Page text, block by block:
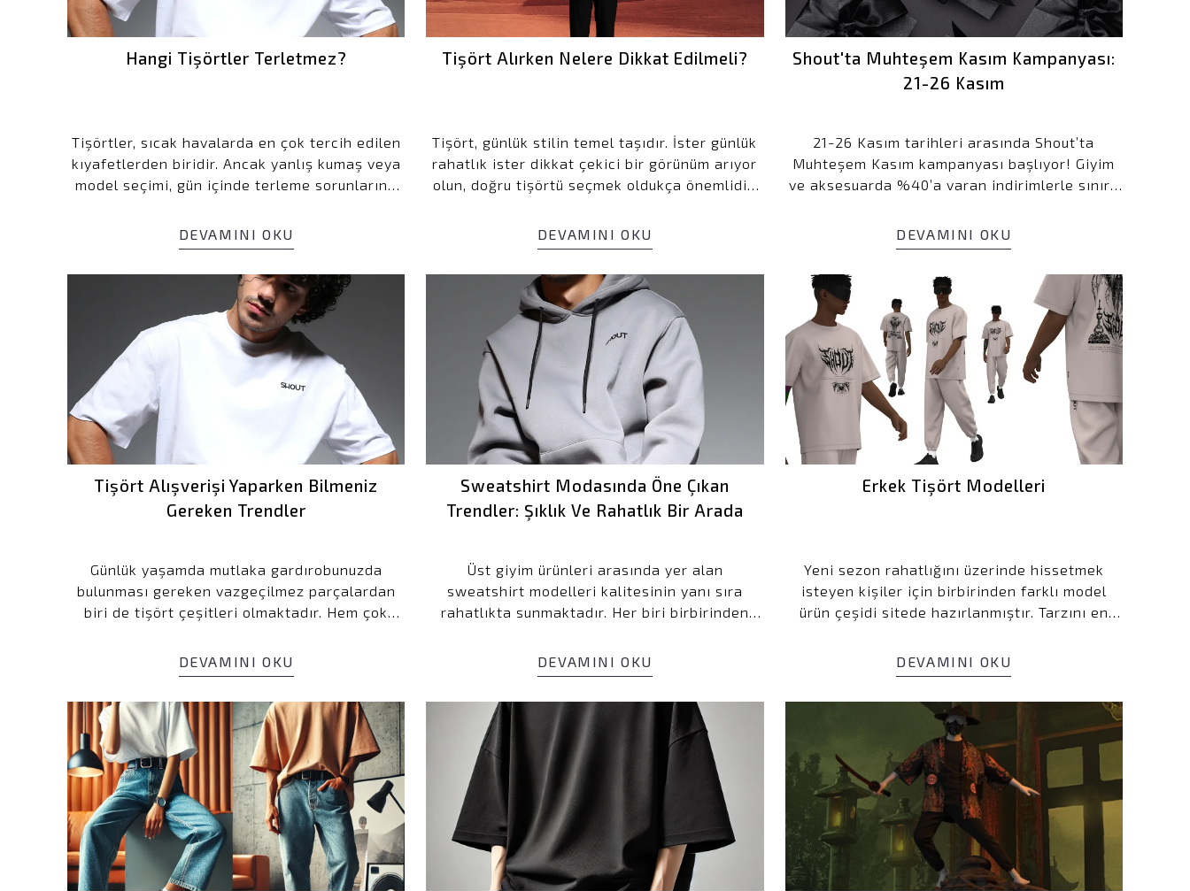
Hangi Tişörtler Terletmez?
Tişörtler, sıcak havalarda en çok tercih edilen
kıyafetlerden biridir. Ancak yanlış kumaş veya
model seçimi, gün içinde terleme sorunlarına
nasıl yapılır? Bu rehberde, terletmeyen
tişörtlerin özelliklerini, doğru kumaş seçimini
DEVAMINI OKU
Tişört Alırken Nelere Dikkat Edilmeli?
Tişört, günlük stilin temel taşıdır. İster günlük
rahatlık ister dikkat çekici bir görünüm arıyor
olun, doğru tişörtü seçmek oldukça önemlidir.
malzemeler, karar sürecinde göz önünde
bulundurulması gereken temel unsurlardır.
seçenekleriyle konforu ve dayanıklılığı bir
arada sunar. Peki, tişört seçerken nelere
dikkat etmelisiniz?
DEVAMINI OKU
Shout'ta Muhteşem Kasım Kampanyası:
21-26 Kasım
21-26 Kasım tarihleri arasında Shout’ta
Muhteşem Kasım kampanyası başlıyor! Giyim
ve aksesuarda %40’a varan indirimlerle sınırlı
Şimdi favori parçalarınızı avantajlı fiyatlarla
almak için en doğru zaman!
DEVAMINI OKU
Tişört Alışverişi Yaparken Bilmeniz
Gereken Trendler
Günlük yaşamda mutlaka gardırobunuzda
bulunması gereken vazgeçilmez parçalardan
biri de tişört çeşitleri olmaktadır. Hem çok
mükemmel tişört çeşitlerinin, ne çok dar ne de
çok geniş olan, çeşitli yaka şekillerine sahip,
yumuşak pamuklu pek çok versiyonu
bulunmaktadır.
DEVAMINI OKU
Sweatshirt Modasında Öne Çıkan
Trendler: Şıklık Ve Rahatlık Bir Arada
Üst giyim ürünleri arasında yer alan
sweatshirt modelleri kalitesinin yanı sıra
rahatlıkta sunmaktadır. Her biri birbirinden
sezonun tarzını ön plana çıkartmaktadır.
DEVAMINI OKU
Erkek Tişört Modelleri
Yeni sezon rahatlığını üzerinde hissetmek
isteyen kişiler için birbirinden farklı model
ürün çeşidi sitede hazırlanmıştır. Tarzını en
yapmak isteyenler sitede yer alan erkek tişört
modellerini incelemektedir.
DEVAMINI OKU
%10 indirim
kazan!
İlk siparişinizde %10 indirimden
Kullanım Koşullarını kabul ediyorum
E-posta adresinizi girerek pazarlama ve tanıtım ile ilgili iletişim almayı kabul